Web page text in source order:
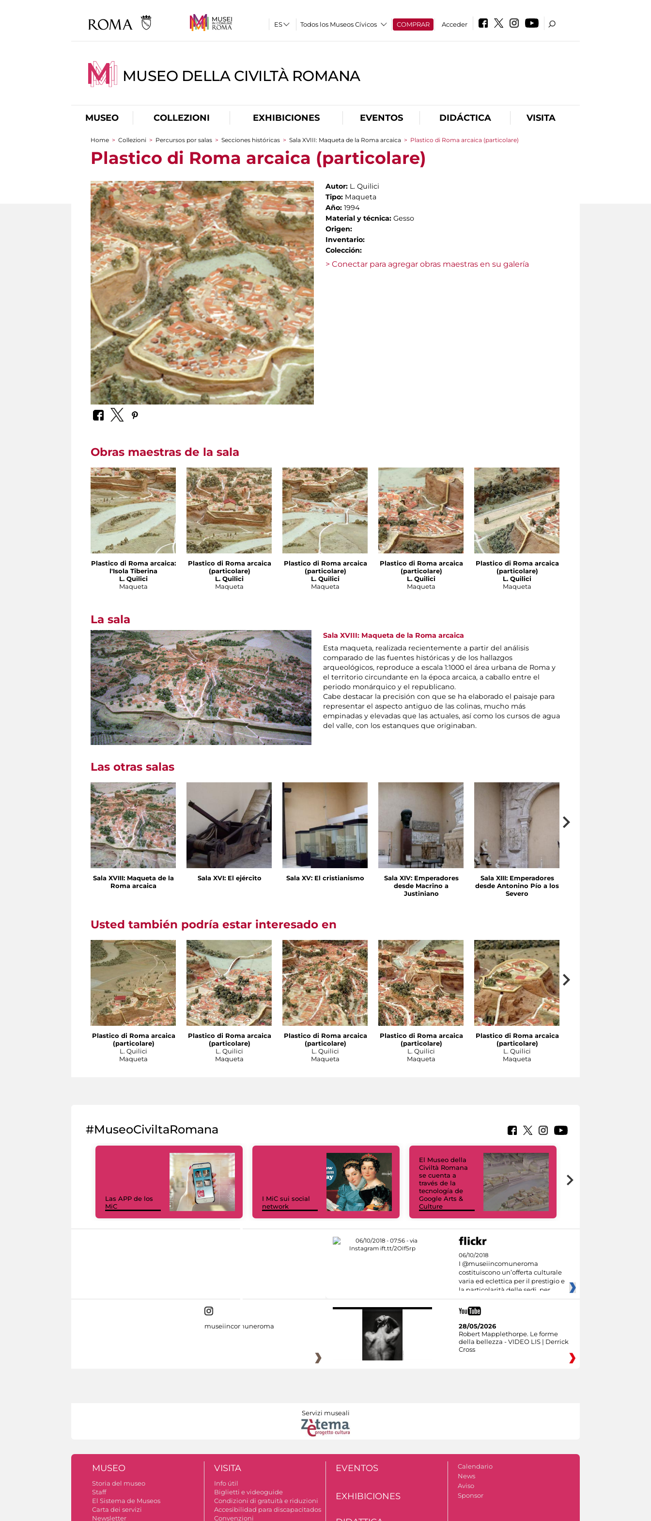
Todos los Museos Cívicos COMPRAR Acceder
MUSEO DELLA CIVILTÀ ROMANA
MUSEO COLLEZIONI EXHIBICIONES EVENTOS DIDÁCTICA VISITA
You are here
Home > Collezioni > Percursos por salas > Secciones históricas > Sala XVIII: Maqueta de la Roma arcaica > Plastico di Roma arcaica (particolare)
Plastico di Roma arcaica (particolare)
Autor: L. Quilici
Tipo: Maqueta
Año: 1994
Material y técnica: Gesso
Origen:
Inventario:
Colección:
> Conectar para agregar obras maestras en su galería
Obras maestras de la sala
Plastico di Roma arcaica:
l'Isola Tiberina
L. Quilici
Maqueta
Plastico di Roma arcaica
(particolare)
L. Quilici
Maqueta
Plastico di Roma arcaica
(particolare)
L. Quilici
Maqueta
Plastico di Roma arcaica
(particolare)
L. Quilici
Maqueta
Plastico di Roma arcaica
(particolare)
L. Quilici
Maqueta
La sala
Sala XVIII: Maqueta de la Roma arcaica
Esta maqueta, realizada recientemente a partir del análisis
comparado de las fuentes históricas y de los hallazgos
arqueológicos, reproduce a escala 1:1000 el área urbana de Roma y
el territorio circundante en la época arcaica, a caballo entre el
periodo monárquico y el republicano.
Cabe destacar la precisión con que se ha elaborado el paisaje para
representar el aspecto antiguo de las colinas, mucho más
empinadas y elevadas que las actuales, así como los cursos de agua
del valle, con los estanques que originaban.
Las otras salas
Sala XVIII: Maqueta de la
Roma arcaica
Sala XVI: El ejército Sala XV: El cristianismo
Sala XIV: Emperadores
desde Macrino a
Justiniano
Sala XIII: Emperadores
desde Antonino Pío a los
Severo
Usted también podría estar interesado en
Plastico di Roma arcaica
(particolare)
L. Quilici
Maqueta
Plastico di Roma arcaica
(particolare)
L. Quilici
Maqueta
Plastico di Roma arcaica
(particolare)
L. Quilici
Maqueta
Plastico di Roma arcaica
(particolare)
L. Quilici
Maqueta
Plastico di Roma arcaica
(particolare)
L. Quilici
Maqueta
#MuseoCiviltaRomana
Las APP de los
MiC
I MiC sui social
network
El Museo della
Civiltà Romana
se cuenta a
través de la
tecnología de
Google Arts &
Culture
06/10/2018
I @museiincomuneroma
costituiscono un’offerta culturale
varia ed eclettica per il prestigio e
la particolarità delle sedi, per
museiincomuneroma
28/05/2026
Robert Mapplethorpe. Le forme
della bellezza - VIDEO LIS | Derrick
Cross
Servizi museali
MUSEO
Storia del museo
Staff
El Sistema de Museos
Carta dei servizi
Newsletter
VISITA
Info útil
Biglietti e videoguide
Condizioni di gratuità e riduzioni
Accesibilidad para discapacitados
Convenzioni
EVENTOS
EXHIBICIONES
Calendario
News
Aviso
Sponsor